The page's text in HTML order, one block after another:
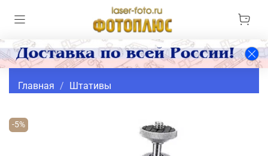
Главная Штативы
-5%